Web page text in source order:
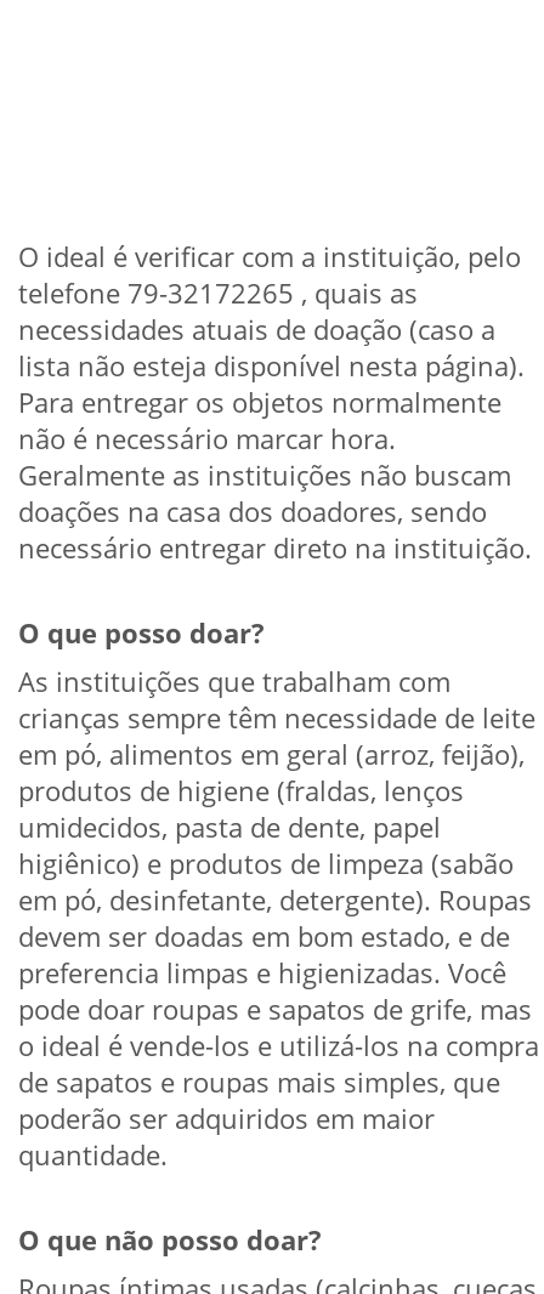
O ideal é verificar com a instituição, pelo
telefone 79-32172265 , quais as
necessidades atuais de doação (caso a
lista não esteja disponível nesta página).
Para entregar os objetos normalmente
não é necessário marcar hora.
Geralmente as instituições não buscam
doações na casa dos doadores, sendo
necessário entregar direto na instituição.
O que posso doar?
As instituições que trabalham com
crianças sempre têm necessidade de leite
em pó, alimentos em geral (arroz, feijão),
produtos de higiene (fraldas, lenços
umidecidos, pasta de dente, papel
higiênico) e produtos de limpeza (sabão
em pó, desinfetante, detergente). Roupas
devem ser doadas em bom estado, e de
preferencia limpas e higienizadas. Você
pode doar roupas e sapatos de grife, mas
o ideal é vende-los e utilizá-los na compra
de sapatos e roupas mais simples, que
poderão ser adquiridos em maior
quantidade.
O que não posso doar?